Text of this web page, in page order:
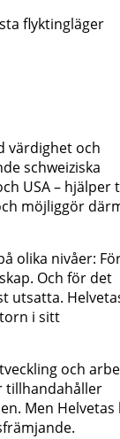
flyktingläger
värdighet och
schweiziska
USA – hjälper
möjliggör
olika nivåer:
Och för det
utsatta.
i sitt
och
tillhandahåller
Men Helvetas